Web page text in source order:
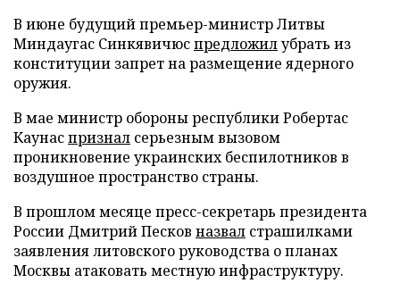
В июне будущий премьер-министр Литвы
Миндаугас Синкявичюспредложилубрать из
конституции запрет на размещение ядерного
оружия.
В мае министр обороны республики Робертас
Каунаспризнал серьезным вызовом
проникновение украинских беспилотников в
воздушное пространство страны.
В прошлом месяце пресс-секретарь президента
России Дмитрий Песков назвал страшилками
заявления литовского руководства о планах
Москвы атаковать местную инфраструктуру.